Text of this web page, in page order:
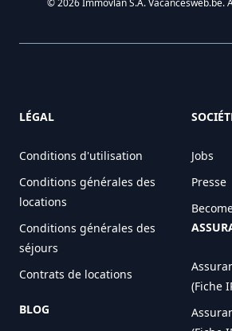
© 2026 Immovlan S.A. Vacancesweb.be.
LÉGAL
Conditions d'utilisation
Conditions générales des
locations
Conditions générales des
séjours
Contrats de locations
BLOG
Jobs
Presse
(Fiche